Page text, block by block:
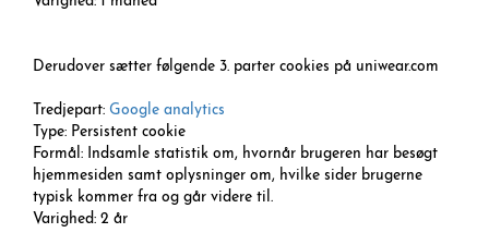
Derudover sætter følgende 3. parter cookies på uniwear.com
Tredjepart: Google analytics
Type: Persistent cookie
Formål: Indsamle statistik om, hvornår brugeren har besøgt
hjemmesiden samt oplysninger om, hvilke sider brugerne
typisk kommer fra og går videre til.
Varighed: 2 år